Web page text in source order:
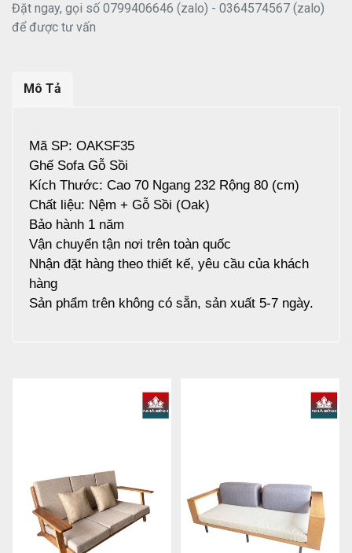
Đặt ngay, gọi số 0799406646 (zalo) - 0364574567 (zalo)
để được tư vấn
Mô Tả
Mã SP: OAKSF35
Ghế Sofa Gỗ Sồi
Kích Thước: Cao 70 Ngang 232 Rộng 80 (cm)
Chất liệu: Nệm + Gỗ Sồi (Oak)
Bảo hành 1 năm
Vận chuyển tận nơi trên toàn quốc
Nhận đặt hàng theo thiết kế, yêu cầu của khách
hàng
Sản phẩm trên không có sẵn, sản xuất 5-7 ngày.